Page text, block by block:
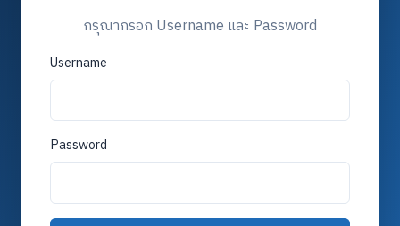
กรุณากรอก Username และ Password
Username
Password